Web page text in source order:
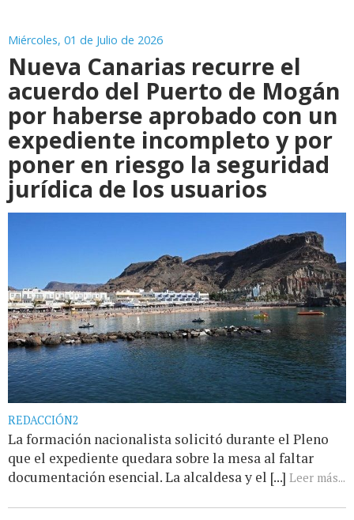
Miércoles, 01 de Julio de 2026
Nueva Canarias recurre el
acuerdo del Puerto de Mogán
por haberse aprobado con un
expediente incompleto y por
poner en riesgo la seguridad
jurídica de los usuarios
REDACCIÓN2
La formación nacionalista solicitó durante el Pleno
que el expediente quedara sobre la mesa al faltar
documentación esencial. La alcaldesa y el [...] Leer más...